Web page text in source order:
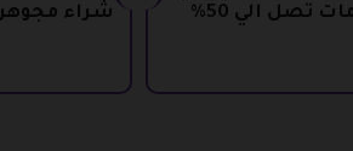
تصل الي 50%
شراء